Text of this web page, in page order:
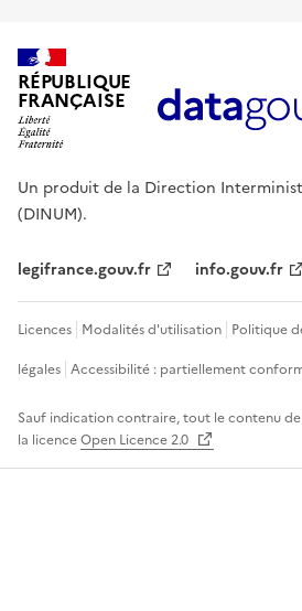
RÉPUBLIQUE
FRANÇAISE
Un produit de la Direction
(DINUM).
legifrance.gouv.fr info.gouv.fr
Licences Modalités d'utilisation Politique
légales Accessibilité : partiellement
Sauf indication contraire, tout le contenu
la licenceOpen Licence 2.0